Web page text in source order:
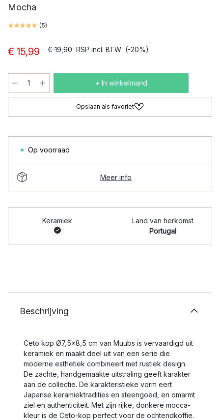
Mocha
(5)
€ 15,99 € 19,90 RSP incl. BTW (-20%)
+ In winkelmand
Opslaan als favoriet
Op voorraad
Meer info
Keramiek
Land van herkomst
Portugal
Beschrijving
Ceto kop Ø7,5x8,5 cm van Muubs is vervaardigd uit
keramiek en maakt deel uit van een serie die
moderne esthetiek combineert met rustiek design.
De zachte, handgemaakte uitstraling geeft karakter
aan de collectie. De karakteristieke vorm eert
Japanse keramiektradities en steengoed, en omarmt
ziel en authenticiteit. Met zijn rijke, donkere mocca-
kleur is de Ceto-kop perfect voor de ochtendkoffie.